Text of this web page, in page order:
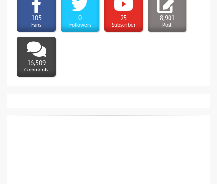
105
Fans
0
Followers
25
Subscriber
8,901
Post
16,509
Comments